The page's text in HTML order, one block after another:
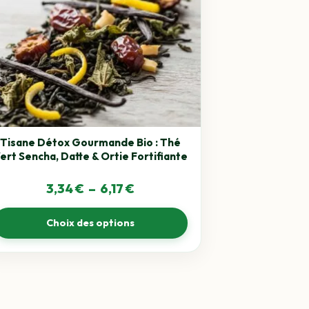
Tisane Détox Gourmande Bio : Thé
Sencha, Datte & Ortie Fortifiante
3,34€ – 6,17€Plage
de
prix :
3,34 €
Choix des options